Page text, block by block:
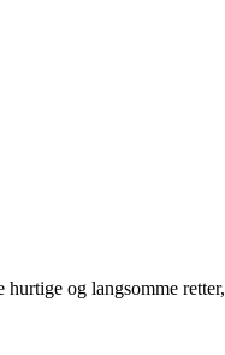
og langsomme